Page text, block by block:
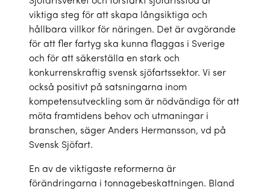
viktiga steg för att skapa långsiktiga och
hållbara villkor för näringen. Det är avgörande
för att fler fartyg ska kunna flaggas i Sverige
och för att säkerställa en stark och
konkurrenskraftig svensk sjöfartssektor. Vi ser
också positivt på satsningarna inom
kompetensutveckling som är nödvändiga för att
möta framtidens behov och utmaningar i
branschen, säger Anders Hermansson, vd på
Svensk Sjöfart.
En av de viktigaste reformerna är
förändringarna i tonnagebeskattningen. Bland